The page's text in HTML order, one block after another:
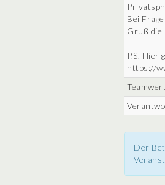
Bei
Gruß die
P.S.
https://
Der